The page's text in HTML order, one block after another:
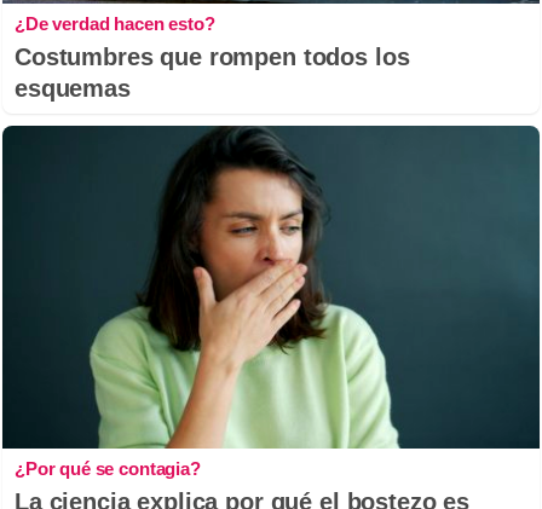
¿De verdad hacen esto?
Costumbres que rompen todos los
esquemas
¿Por qué se contagia?
La ciencia explica por qué el bostezo es